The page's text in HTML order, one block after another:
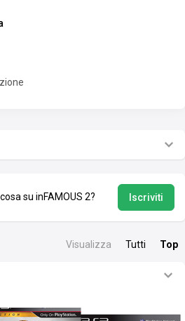
su inFAMOUS 2? Iscriviti
Visualizza Tutti Top